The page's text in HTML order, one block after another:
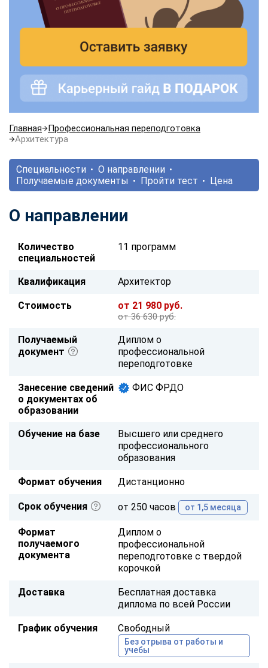
Главная
Профессиональная переподготовка
Архитектура
Специальности
О направлении
Получаемые документы
Пройти тест Цена
О направлении
Количество
специальностей
11 программ
Квалификация Архитектор
Стоимость от 21 980 руб.
от 36 630 руб.
Получаемый
документ
Диплом о
профессиональной
переподготовке
Занесение сведений
о документах об
образовании
ФИС ФРДО
Обучение на базе
Высшего или среднего
профессионального
образования
Формат обучения Дистанционно
Срок обучения от 250 часов от 1,5 месяца
Формат
получаемого
документа
Диплом о
профессиональной
переподготовке с твердой
корочкой
Доставка
Бесплатная доставка
диплома по всей России
График обучения Свободный
Без отрыва от работы и
учебы